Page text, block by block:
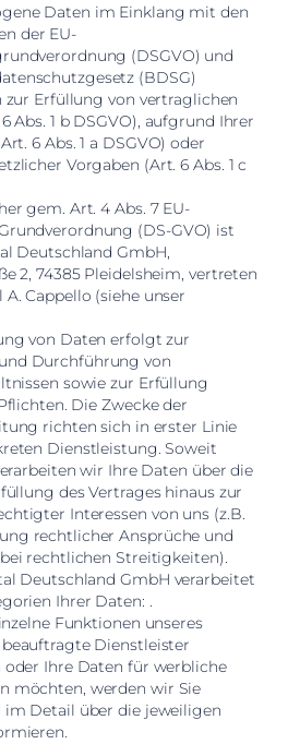
Daten im Einklang mit den
der EU-
(DSGVO) und
(BDSG)
zur Erfüllung von vertraglichen
Abs. 1 b DSGVO), aufgrund Ihrer
6 Abs. 1 a DSGVO) oder
Vorgaben (Art. 6 Abs. 1 c
gem. Art. 4 Abs. 7 EU-
(DS-GVO) ist
Deutschland GmbH,
2, 74385 Pleidelsheim, vertreten
Cappello (siehe unser
von Daten erfolgt zur
Durchführung von
sowie zur Erfüllung
Die Zwecke der
richten sich in erster Linie
Dienstleistung. Soweit
wir Ihre Daten über die
des Vertrages hinaus zur
Interessen von uns (z.B.
rechtlicher Ansprüche und
rechtlichen Streitigkeiten).
Deutschland GmbH verarbeitet
Ihrer Daten: .
Funktionen unseres
Dienstleister
Ihre Daten für werbliche
möchten, werden wir Sie
im Detail über die jeweiligen